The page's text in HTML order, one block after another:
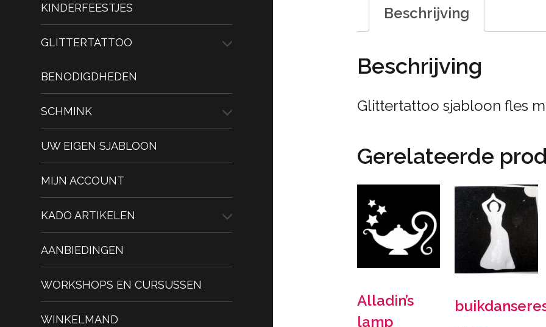
KINDERFEESTJES
GLITTERTATTOO
BENODIGDHEDEN
SCHMINK
UW EIGEN SJABLOON
MIJN ACCOUNT
KADO ARTIKELEN
AANBIEDINGEN
WORKSHOPS EN CURSUSSEN
WINKELMAND
Beschrijving
Beschrijving
Glittertattoo sjabloon fles
Gerelateerde
Alladin’s
lamp